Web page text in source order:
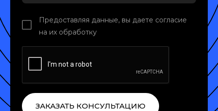
Предоставляя данные, вы даете согласие
на их обработку
ЗАКАЗАТЬ КОНСУЛЬТАЦИЮ